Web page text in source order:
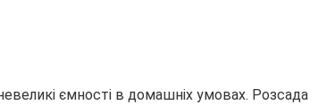
ємності в домашніх умовах. Розсада